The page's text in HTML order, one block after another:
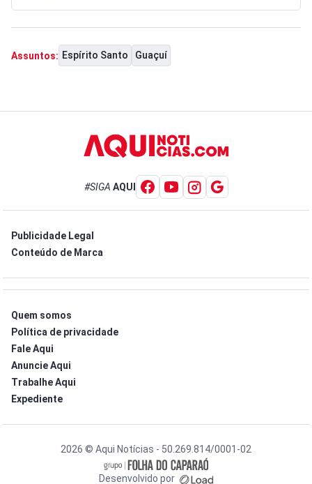
Assuntos: Espírito Santo Guaçuí
#SIGA AQUI
Publicidade Legal
Conteúdo de Marca
Quem somos
Política de privacidade
Fale Aqui
Anuncie Aqui
Trabalhe Aqui
Expediente
2026 © Aqui Notícias - 50.269.814/0001-02
Desenvolvido por